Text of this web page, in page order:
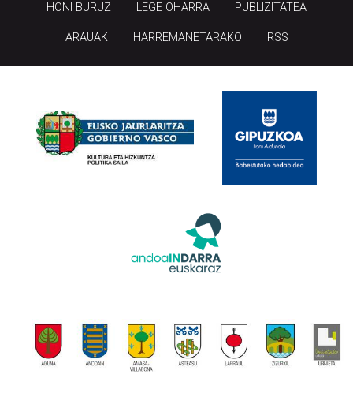
HONI BURUZ LEGE OHARRA PUBLIZITATEA
ARAUAK HARREMANETARAKO RSS